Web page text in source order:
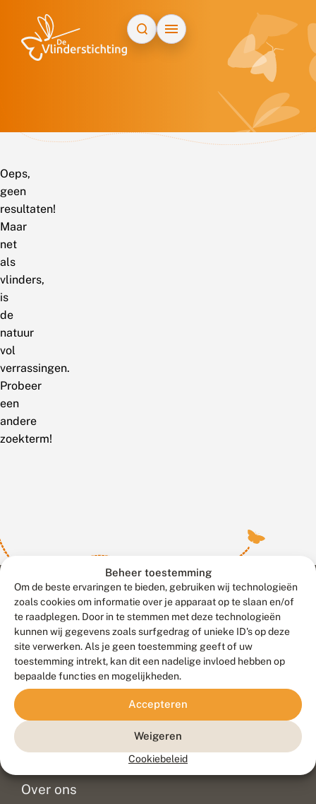
Beheer toestemming
Om de beste ervaringen te bieden, gebruiken wij technologieën
zoals cookies om informatie over je apparaat op te slaan en/of
te raadplegen. Door in te stemmen met deze technologieën
kunnen wij gegevens zoals surfgedrag of unieke ID's op deze
site verwerken. Als je geen toestemming geeft of uw
toestemming intrekt, kan dit een nadelige invloed hebben op
bepaalde functies en mogelijkheden.
Accepteren
Weigeren
Cookiebeleid
Oeps,
geen
resultaten!
Maar
net
als
vlinders,
is
de
natuur
vol
verrassingen.
Probeer
een
andere
zoekterm!
Contact
Veelgestelde vragen
Doneer
Over ons
Meld waarnemingen© 2026 Vlinderstichting
Duurzaam ontwikkeld door
Go2People
, ontworpen door
Blue Field Agency
Privacy
Disclaimer
Sitemap